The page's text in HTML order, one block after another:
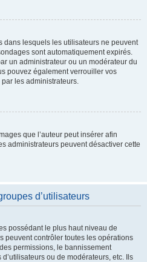
dans lesquels les utilisateurs ne peuvent
sont automatiquement expirés.
un administrateur ou un modérateur du
pouvez également verrouiller vos
les administrateurs.
que l’auteur peut insérer afin
administrateurs peuvent désactiver cette
d’utilisateurs
possédant le plus haut niveau de
peuvent contrôler toutes les opérations
permissions, le bannissement
ou de modérateurs, etc. Ils